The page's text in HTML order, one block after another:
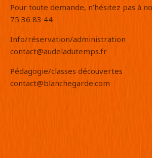
Pour toute demande, n’hésitez pas à nous contacter : 04
75 36 83 44
Info/réservation/administration
contact@audeladutemps.fr
Pédagogie/classes découvertes
contact@blanchegarde.com